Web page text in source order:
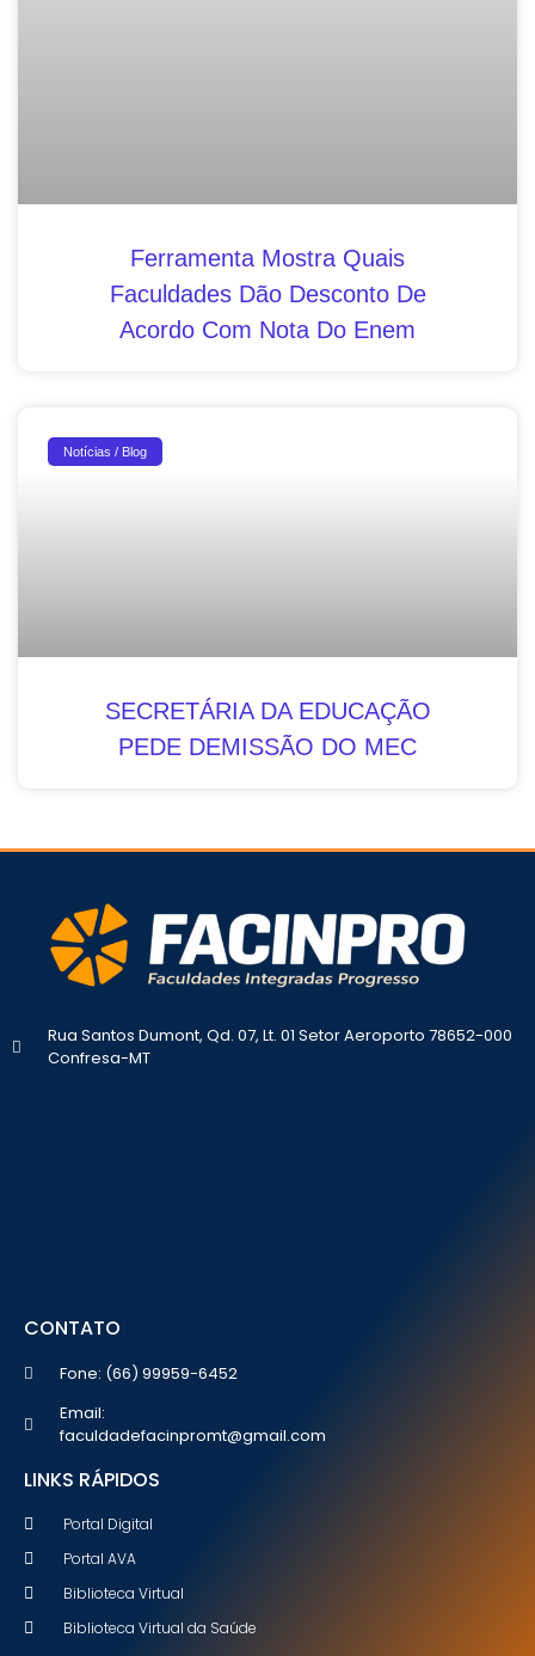
Ferramenta Mostra Quais
Faculdades Dão Desconto De
Acordo Com Nota Do Enem
Notícias / Blog
SECRETÁRIA DA EDUCAÇÃO
PEDE DEMISSÃO DO MEC
Rua Santos Dumont, Qd. 07, Lt. 01 Setor Aeroporto 78652-000
Confresa-MT
CONTATO
Fone: (66) 99959-6452
Email:
faculdadefacinpromt@gmail.com
LINKS RÁPIDOS
Portal Digital
Portal AVA
Biblioteca Virtual
Biblioteca Virtual da Saúde